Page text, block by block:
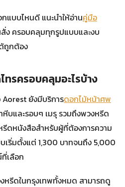
แบบไหนดี แนะนำให้อ่านคู่มือ
ง ครอบคลุมทุกรูปแบบและงบ
ถูกต้อง
รครอบคลุมอะไรบ้าง
ยังมีบริการดอกไม้หน้าศพ
บและรอบๆ เมรุ รวมถึงพวงหรีด
ดหนังสือสำหรับผู้ที่ต้องการความ
เริ่มตั้งแต่ 1,300 บาทจนถึง 5,000
เลือก
หรีดในกรุงเทพทั้งหมด สามารถดู